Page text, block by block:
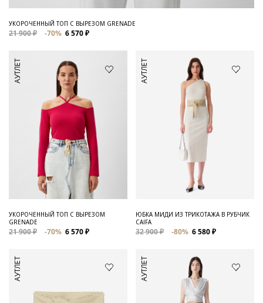
УКОРОЧЕННЫЙ ТОП С ВЫРЕЗОМ GRENADE
21 900 ₽ -70% 6 570 ₽
АУТЛЕТ
УКОРОЧЕННЫЙ ТОП С ВЫРЕЗОМ
GRENADE
21 900 ₽ -70% 6 570 ₽
АУТЛЕТ
ЮБКА МИДИ ИЗ ТРИКОТАЖА В РУБЧИК
CAIFA
32 900 ₽ -80% 6 580 ₽
АУТЛЕТ АУТЛЕТ